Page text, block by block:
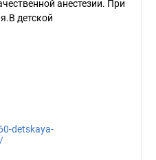
анестезии. При
детской
detskaya-